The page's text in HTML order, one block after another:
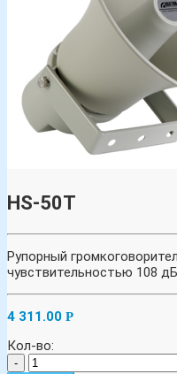
HS-50T
Рупорный
чувствительностью 108
4 311.00 Р
Кол-во:
-